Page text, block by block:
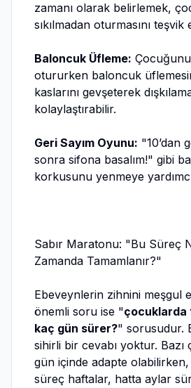
zamanı olarak belirlemek,
sıkılmadan oturmasını teşvik
Baloncuk Üfleme:
otururken baloncuk
kaslarını gevşeterek
kolaylaştırabilir.
Geri Sayım Oyunu: "10’dan
sonra sifona basalım!" gibi
korkusunu yenmeye
Sabır Maratonu: "Bu Süreç
Zamanda Tamamlanır?"
Ebeveynlerin zihnini meşgul
önemli soru ise "çocuklarda
kaç gün sürer?" sorusudur.
sihirli bir cevabı yoktur.
gün içinde adapte olabilirken,
süreç haftalar, hatta aylar